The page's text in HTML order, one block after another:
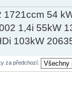
54
1,4i 55kW
103kW
za předchozí: